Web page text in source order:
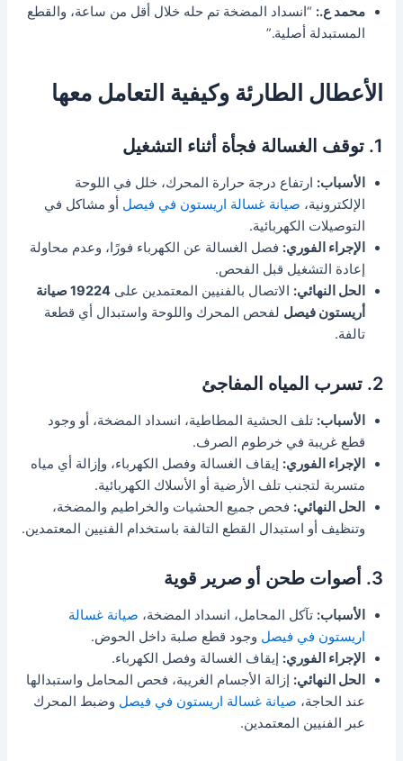
محمد ع.: “انسداد المضخة تم حله خلال أقل من ساعة، والقطع
المستبدلة أصلية.”
الأعطال الطارئة وكيفية التعامل معها
1. توقف الغسالة فجأة أثناء التشغيل
الأسباب: ارتفاع درجة حرارة المحرك، خلل في اللوحة
الإلكترونية، صيانة غسالة اريستون في فيصل أو مشاكل في
التوصيلات الكهربائية.
الإجراء الفوري: فصل الغسالة عن الكهرباء فورًا، وعدم محاولة
إعادة التشغيل قبل الفحص.
الحل النهائي: الاتصال بالفنيين المعتمدين على
19224 صيانة
أريستون فيصل لفحص المحرك واللوحة واستبدال أي قطعة
تالفة.
2. تسرب المياه المفاجئ
الأسباب: تلف الحشية المطاطية، انسداد المضخة، أو وجود
قطع غريبة في خرطوم الصرف.
الإجراء الفوري: إيقاف الغسالة وفصل الكهرباء، وإزالة أي مياه
متسربة لتجنب تلف الأرضية أو الأسلاك الكهربائية.
الحل النهائي: فحص جميع الحشيات والخراطيم والمضخة،
وتنظيف أو استبدال القطع التالفة باستخدام الفنيين المعتمدين.
3. أصوات طحن أو صرير قوية
الأسباب: تآكل المحامل، انسداد المضخة، صيانة غسالة
اريستون في فيصل وجود قطع صلبة داخل الحوض.
الإجراء الفوري: إيقاف الغسالة وفصل الكهرباء.
الحل النهائي: إزالة الأجسام الغريبة، فحص المحامل واستبدالها
عند الحاجة، صيانة غسالة اريستون في فيصل وضبط المحرك
عبر الفنيين المعتمدين.